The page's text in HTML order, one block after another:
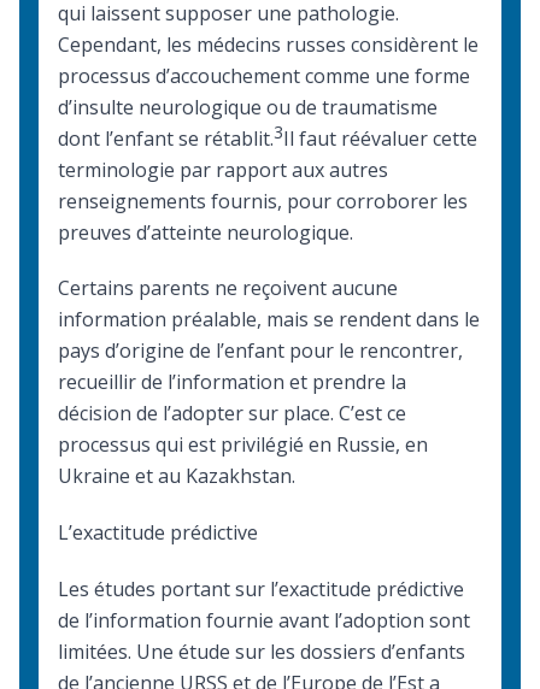
qui laissent supposer une pathologie.
Cependant, les médecins russes considèrent le
processus d’accouchement comme une forme
d’insulte neurologique ou de traumatisme
dont l’enfant se rétablit.3Il faut réévaluer cette
terminologie par rapport aux autres
renseignements fournis, pour corroborer les
preuves d’atteinte neurologique.
Certains parents ne reçoivent aucune
information préalable, mais se rendent dans le
pays d’origine de l’enfant pour le rencontrer,
recueillir de l’information et prendre la
décision de l’adopter sur place. C’est ce
processus qui est privilégié en Russie, en
Ukraine et au Kazakhstan.
L’exactitude prédictive
Les études portant sur l’exactitude prédictive
de l’information fournie avant l’adoption sont
limitées. Une étude sur les dossiers d’enfants
de l’ancienne URSS et de l’Europe de l’Est a